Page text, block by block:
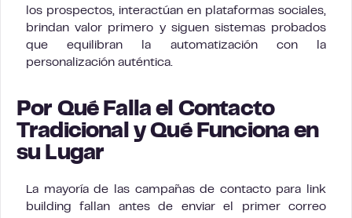
los prospectos, interactúan en plataformas sociales,
brindan valor primero y siguen sistemas probados
que equilibran la automatización con la
personalización auténtica.
Por Qué Falla el Contacto
Tradicional y Qué Funciona en
su Lugar
La mayoría de las campañas de contacto para link
building fallan antes de enviar el primer correo